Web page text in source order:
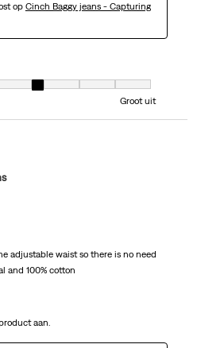
op Cinch Baggy jeans - Capturing
1 gelijk is aan Klein uit en 7 gelijk is aan Groot uit
Groot uit
adjustable waist so there is no need
and 100% cotton
aan.